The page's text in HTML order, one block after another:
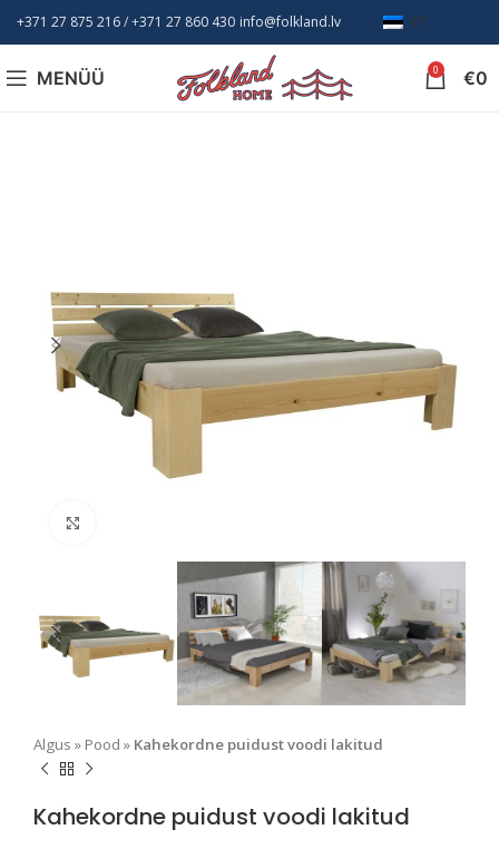
+371 27 875 216/ +371 27 860 430 info@folkland.lv ET
MENÜÜ 0 €0
Algus » Pood » Kahekordne puidust voodi lakitud
Kahekordne puidust voodi lakitud